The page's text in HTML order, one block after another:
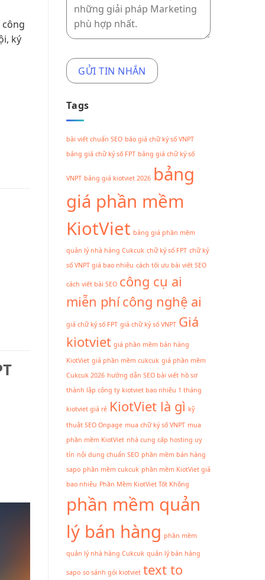
ký
Tags
bài viết chuẩn SEO báo giá chữ ký số VNPT
bảng giá chữ ký số FPT bảng giá chữ ký số
VNPT bảng giá kiotviet 2026 bảng
giá phần mềm
KiotViet bảng giá phần mềm
quản lý nhà hàng Cukcuk chữ ký số FPT chữ ký
số VNPT giá bao nhiêu cách tối ưu bài viết SEO
cách viết bài SEO công cụ ai
miễn phícông nghệ ai
giá chữ ký số FPT giá chữ ký số VNPT Giá
kiotviet giá phần mềm bán hàng
KiotViet giá phần mềm cukcuk giá phần mềm
Cukcuk 2026 hướng dẫn SEO bài viết hồ sơ
thành lập công ty kiotviet bao nhiêu 1 tháng
kiotviet giá rẻ KiotViet là gì kỹ
thuật SEO Onpage mua chữ ký số VNPT mua
phần mềm KiotViet nhà cung cấp hosting uy
tín nội dung chuẩn SEO phần mềm bán hàng
sapo phần mềm cukcuk phần mềm KiotViet giá
bao nhiêu Phần Mềm KiotViet Tốt Không
phần mềm quản
lý bán hàng phần mềm
quản lý nhà hàng Cukcuk quản lý bán hàng
sapo so sánh gói kiotviet text to